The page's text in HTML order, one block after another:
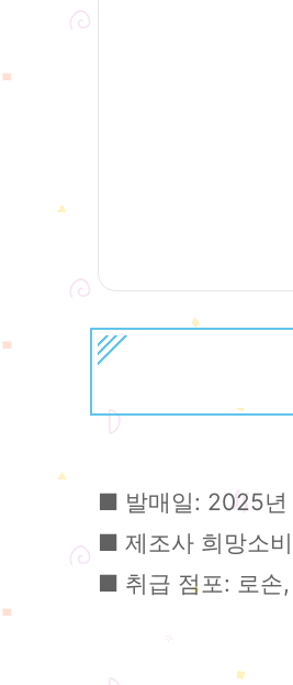
■ 발매일: 2025년
■ 제조사 희망소
■ 취급 점포: 로손